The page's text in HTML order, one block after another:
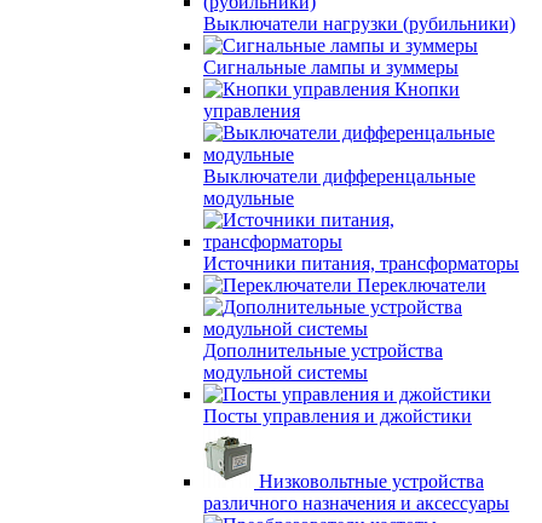
Выключатели нагрузки (рубильники)
Сигнальные лампы и зуммеры
Кнопки
управления
Выключатели дифференцальные
модульные
Источники питания, трансформаторы
Переключатели
Дополнительные устройства
модульной системы
Посты управления и джойстики
Низковольтные устройства
различного назначения и аксессуары